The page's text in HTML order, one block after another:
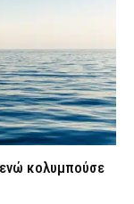
της «ομάδας
εκβιασμοί
–
κολυμπούσε